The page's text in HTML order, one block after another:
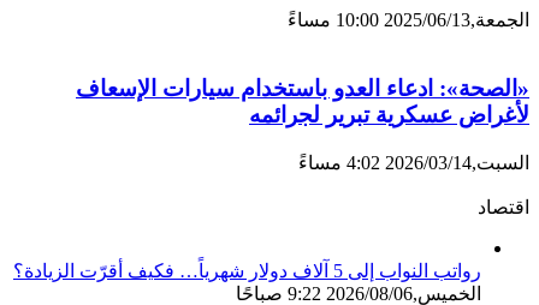
الجمعة,2025/06/13 10:00 مساءً
«الصحة»: ادعاء العدو باستخدام سيارات الإسعاف
لأغراض عسكرية تبرير لجرائمه
السبت,2026/03/14 4:02 مساءً
اقتصاد
رواتب النواب إلى 5 آلاف دولار شهرياً… فكيف أقرّت الزيادة؟
الخميس,2026/08/06 9:22 صباحًا